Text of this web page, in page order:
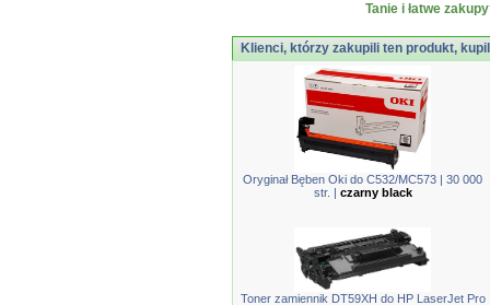
Tanie i łatwe
Klienci, którzy zakupili ten produkt,
Oryginał Bęben Oki do C532/MC573 | 30 000
str. | czarny black
Toner zamiennik DT59XH do HP LaserJet Pro